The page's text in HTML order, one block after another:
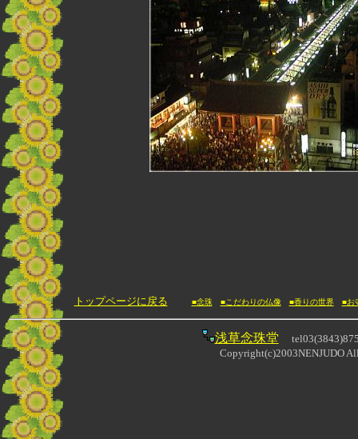
トップページに戻る ■念珠 ■こだわりの仏像 ■香りの世界 ■お
浅草念珠堂
Copyright(c)2003NENJUDO